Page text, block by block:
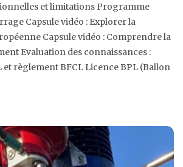
et limitations Programme
Capsule vidéo : Explorer la
Capsule vidéo : Comprendre la
Evaluation des connaissances :
et règlement BFCL Licence BPL (Ballon